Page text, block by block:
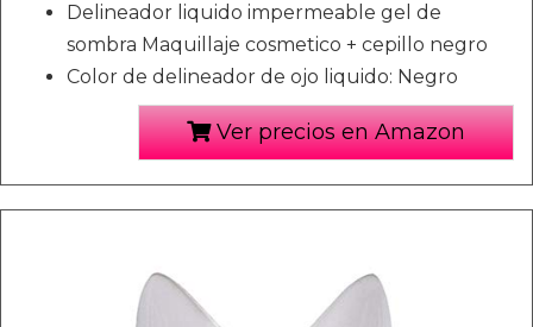
Delineador liquido impermeable gel de
sombra Maquillaje cosmetico + cepillo negro
Color de delineador de ojo liquido: Negro
Ver precios en Amazon